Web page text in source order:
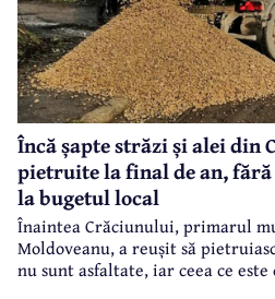
Încă șapte străzi și alei din
pietruite la final de an, fără
la bugetul local
Înaintea Crăciunului, primarul
Moldoveanu, a reușit să
nu sunt asfaltate, iar ceea ce